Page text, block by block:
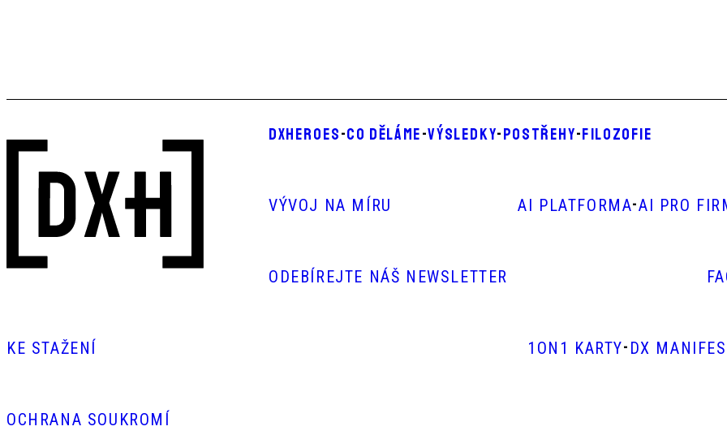
DXHEROES-CO DĚLÁME-VÝSLEDKY-POSTŘEHY-FILOZOFIE
VÝVOJ NA MÍRU AI PLATFORMA-AI PRO
ODEBÍREJTE NÁŠ NEWSLETTER
KE STAŽENÍ 1ON1 KARTY- DX
OCHRANA SOUKROMÍ